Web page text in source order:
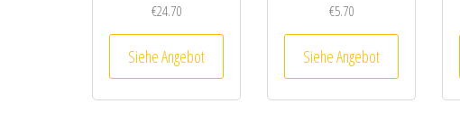
€24.70
Siehe Angebot
€5.70
Siehe Angebot